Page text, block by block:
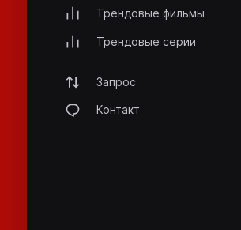
Трендовые фильмы
Трендовые серии
Запрос
Контакт